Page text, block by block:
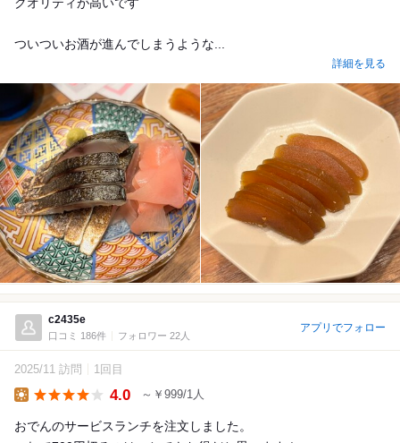
ついついお酒が進んでしまうような...
詳細を見る
c2435e
口コミ 186件 フォロワー 22人
アプリでフォロー
2025/11 訪問 1回目
4.0 ～￥999/1人
おでんのサービスランチを注文しました。